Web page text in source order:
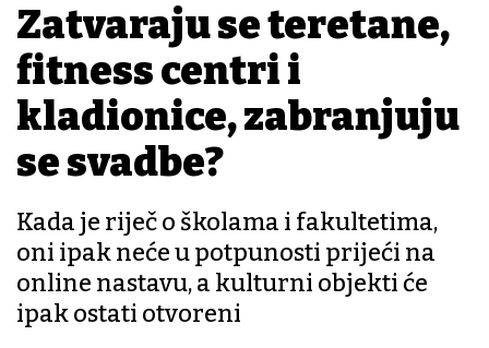
Zatvaraju se teretane,
fitness centri i
kladionice, zabranjuju
se svadbe?
Kada je riječ o školama i fakultetima,
oni ipak neće u potpunosti prijeći na
online nastavu, a kulturni objekti će
ipak ostati otvoreni